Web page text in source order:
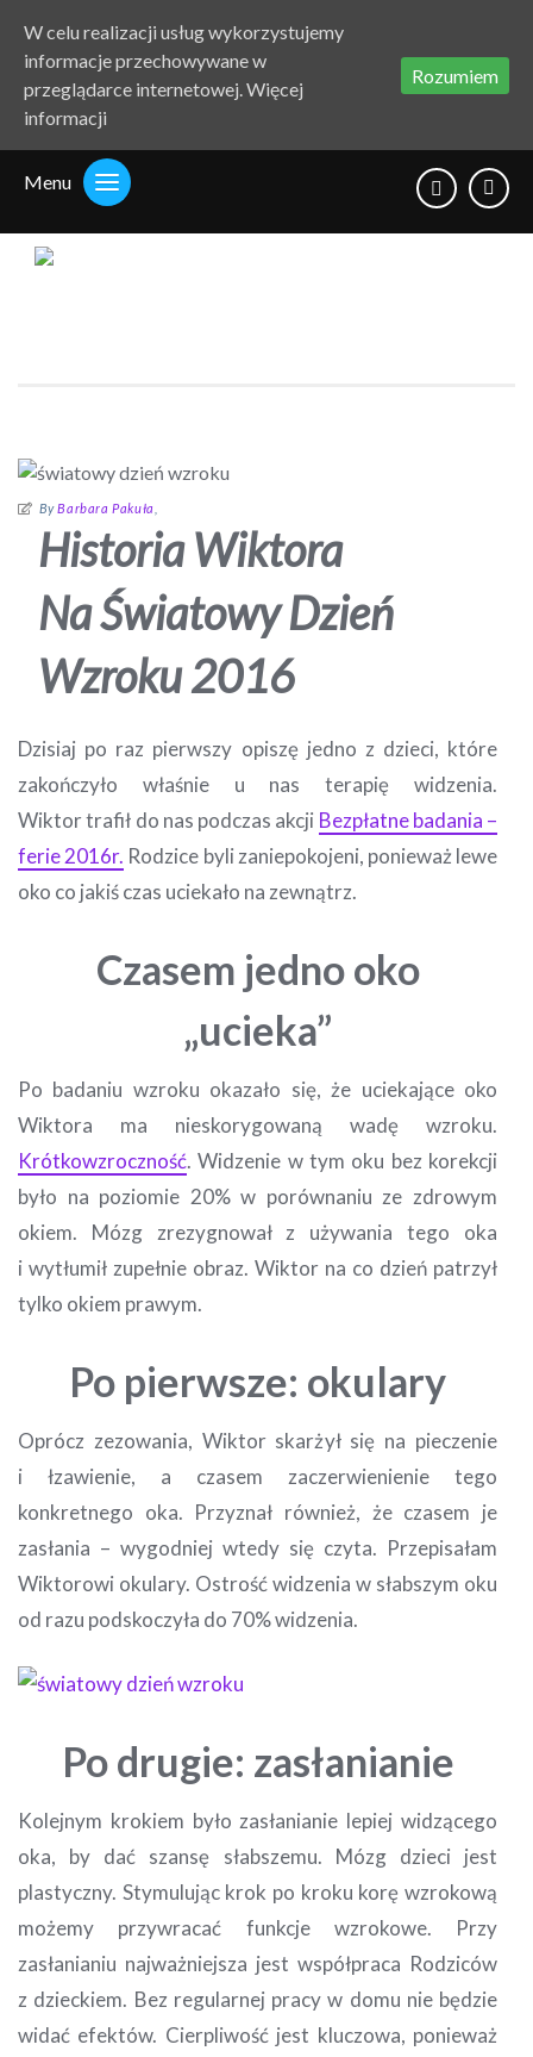
Menu
Polityka
prywatności
Search
ByBarbara Pakuła
Historia Wiktora
Na Światowy Dzień
Wzroku 2016
Dzisiaj po raz pierwszy opiszę jedno z dzieci, które
zakończyło właśnie u nas terapię widzenia.
Wiktor trafił do nas podczas akcji Bezpłatne badania –
ferie 2016r. Rodzice byli zaniepokojeni, ponieważ lewe
oko co jakiś czas uciekało na zewnątrz.
Czasem jedno oko
„ucieka”
Po badaniu wzroku okazało się, że uciekające oko
Wiktora ma nieskorygowaną wadę wzroku.
Krótkowzroczność. Widzenie w tym oku bez korekcji
było na poziomie 20% w porównaniu ze zdrowym
okiem. Mózg zrezygnował z używania tego oka
i wytłumił zupełnie obraz. Wiktor na co dzień patrzył
tylko okiem prawym.
Po pierwsze: okulary
Oprócz zezowania, Wiktor skarżył się na pieczenie
i łzawienie, a czasem zaczerwienienie tego
konkretnego oka. Przyznał również, że czasem je
zasłania – wygodniej wtedy się czyta. Przepisałam
Wiktorowi okulary. Ostrość widzenia w słabszym oku
od razu podskoczyła do 70% widzenia.
Po drugie: zasłanianie
Kolejnym krokiem było zasłanianie lepiej widzącego
oka, by dać szansę słabszemu. Mózg dzieci jest
plastyczny. Stymulując krok po kroku korę wzrokową
możemy przywracać funkcje wzrokowe. Przy
zasłanianiu najważniejsza jest współpraca Rodziców
z dzieckiem. Bez regularnej pracy w domu nie będzie
widać efektów. Cierpliwość jest kluczowa, ponieważ
W celu realizacji usług wykorzystujemy
informacje przechowywane w
przeglądarce internetowej.Więcej
informacji
Rozumiem